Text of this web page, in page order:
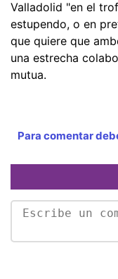
Valladolid "en el
estupendo, o en
que quiere que
una estrecha
mutua.
Para comentar